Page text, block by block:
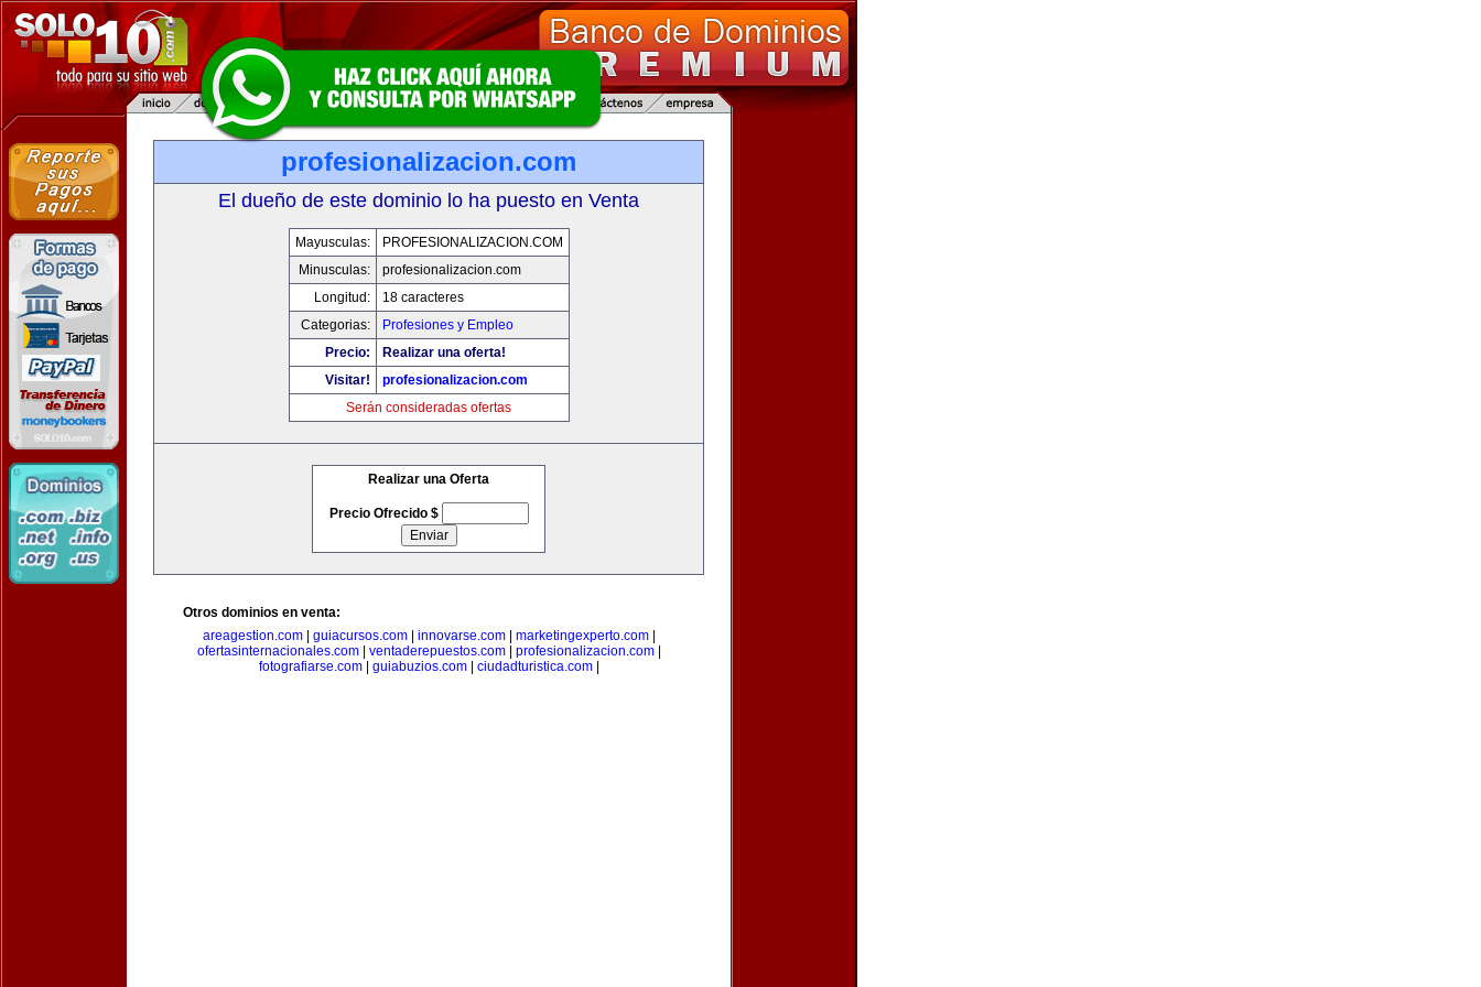
profesionalizacion.com
El dueño de este dominio lo ha puesto en Venta
Mayusculas:
PROFESIONALIZACION.COM
Minusculas:
profesionalizacion.com
Longitud:
18 caracteres
Categorias:
Profesiones y Empleo
Precio:
Realizar una oferta!
Visitar!
profesionalizacion.com
Serán consideradas ofertas
Realizar una Oferta
Precio Ofrecido $
Otros dominios en venta:
areagestion.com| guiacursos.com| innovarse.com| marketingexperto.com|
ofertasinternacionales.com| ventaderepuestos.com| profesionalizacion.com|
fotografiarse.com| guiabuzios.com| ciudadturistica.com|